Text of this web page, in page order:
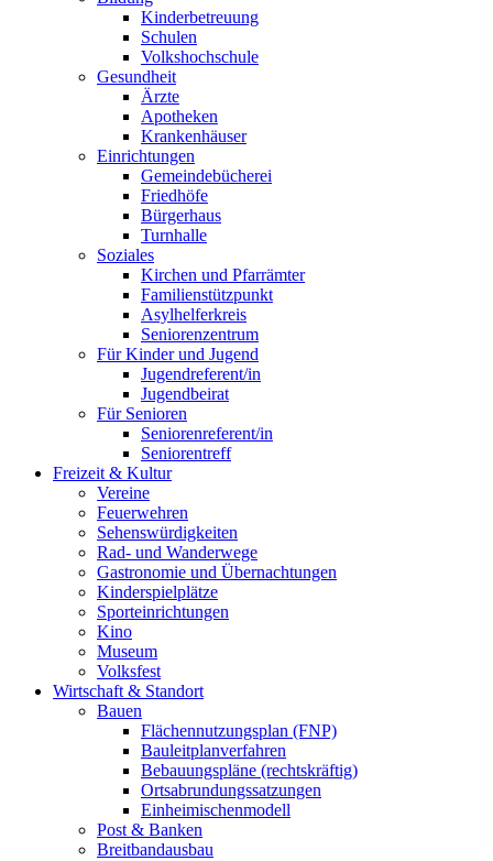
Kinderbetreuung
Schulen
Volkshochschule
Gesundheit
Ärzte
Apotheken
Krankenhäuser
Einrichtungen
Gemeindebücherei
Friedhöfe
Bürgerhaus
Turnhalle
Soziales
Kirchen und Pfarrämter
Familienstützpunkt
Asylhelferkreis
Seniorenzentrum
Für Kinder und Jugend
Jugendreferent/in
Jugendbeirat
Für Senioren
Seniorenreferent/in
Seniorentreff
Freizeit & Kultur
Vereine
Feuerwehren
Sehenswürdigkeiten
Rad- und Wanderwege
Gastronomie und Übernachtungen
Kinderspielplätze
Sporteinrichtungen
Kino
Museum
Volksfest
Wirtschaft & Standort
Bauen
Flächennutzungsplan (FNP)
Bauleitplanverfahren
Bebauungspläne (rechtskräftig)
Ortsabrundungssatzungen
Einheimischenmodell
Post & Banken
Breitbandausbau